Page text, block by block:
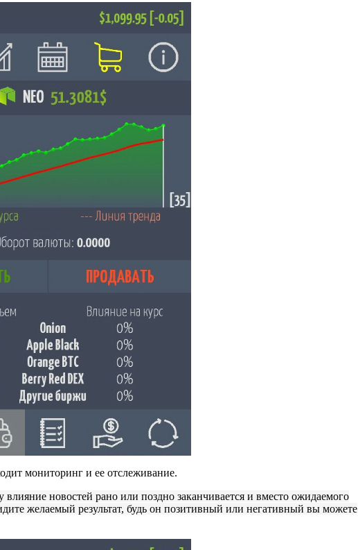
мониторинг и ее отслеживание.
новостей рано или поздно заканчивается и вместо ожидаемого
желаемый результат, будь он позитивный или негативный вы можете